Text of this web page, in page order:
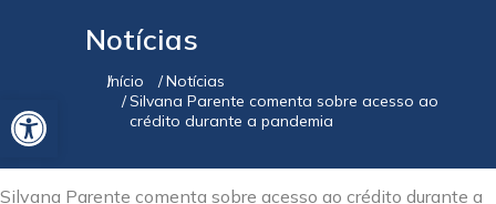
Notícias
Você está aqui:
Início
Notícias
Silvana Parente comenta sobre acesso ao
crédito durante a pandemia
Silvana Parente comenta sobre acesso ao crédito durante a
Barra de Ferramentas Aberta